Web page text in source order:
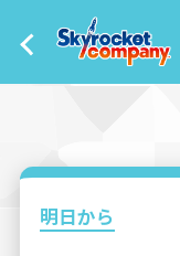
明日から